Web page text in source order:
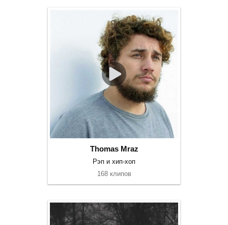
Thomas Mraz
Рэп и хип-хоп
168 клипов